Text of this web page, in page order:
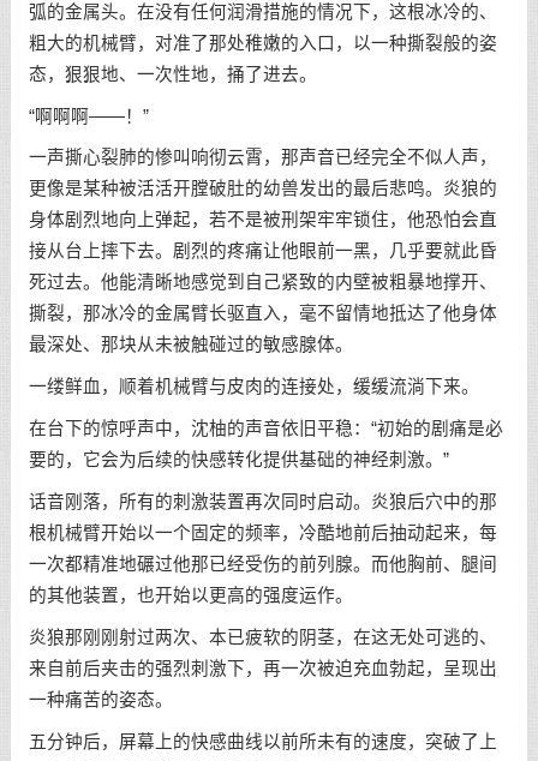
弧的金属头。在没有任何润滑措施的情况下，这根冰冷的、
粗大的机械臂，对准了那处稚嫩的入口，以一种撕裂般的姿
态，狠狠地、一次性地，捅了进去。
“啊啊啊——！”
一声撕心裂肺的惨叫响彻云霄，那声音已经完全不似人声，
更像是某种被活活开膛破肚的幼兽发出的最后悲鸣。炎狼的
身体剧烈地向上弹起，若不是被刑架牢牢锁住，他恐怕会直
接从台上摔下去。剧烈的疼痛让他眼前一黑，几乎要就此昏
死过去。他能清晰地感觉到自己紧致的内壁被粗暴地撑开、
撕裂，那冰冷的金属臂长驱直入，毫不留情地抵达了他身体
最深处、那块从未被触碰过的敏感腺体。
一缕鲜血，顺着机械臂与皮肉的连接处，缓缓流淌下来。
在台下的惊呼声中，沈柚的声音依旧平稳：“初始的剧痛是必
要的，它会为后续的快感转化提供基础的神经刺激。”
话音刚落，所有的刺激装置再次同时启动。炎狼后穴中的那
根机械臂开始以一个固定的频率，冷酷地前后抽动起来，每
一次都精准地碾过他那已经受伤的前列腺。而他胸前、腿间
的其他装置，也开始以更高的强度运作。
炎狼那刚刚射过两次、本已疲软的阴茎，在这无处可逃的、
来自前后夹击的强烈刺激下，再一次被迫充血勃起，呈现出
一种痛苦的姿态。
五分钟后，屏幕上的快感曲线以前所未有的速度，突破了上